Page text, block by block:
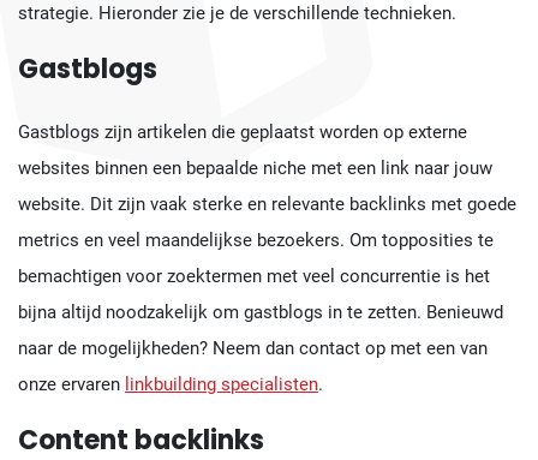
strategie. Hieronder zie je de verschillende technieken.
Gastblogs
Gastblogs zijn artikelen die geplaatst worden op externe
websites binnen een bepaalde niche met een link naar jouw
website. Dit zijn vaak sterke en relevante backlinks met goede
metrics en veel maandelijkse bezoekers. Om topposities te
bemachtigen voor zoektermen met veel concurrentie is het
bijna altijd noodzakelijk om gastblogs in te zetten. Benieuwd
naar de mogelijkheden? Neem dan contact op met een van
onze ervaren linkbuilding specialisten.
Content backlinks